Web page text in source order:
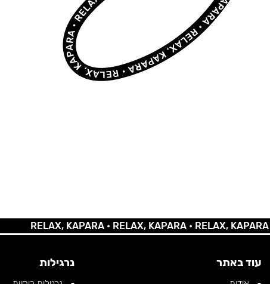
RELAX, KAPARA •RELAX, KAPARA •RELAX, KAPARA •
עוד באתר נרגילות